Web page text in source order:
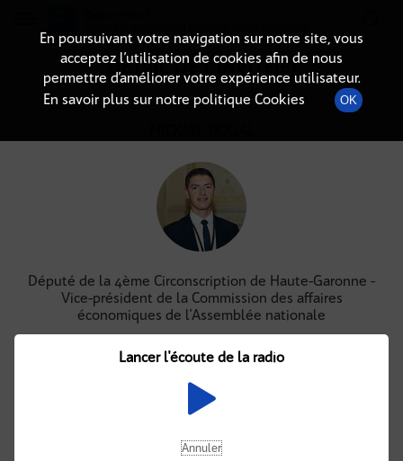
DÉTAIL DE L'INVITÉ(E)
Député de la 4ème Circonscription de Haute-Garonne -
Vice-président de la Commission des affaires
économiques de l'Assemblée nationale
Podcasts(4) À venir
En poursuivant votre navigation sur notre site, vous
acceptez l’utilisation de cookies afin de nous
permettre d’améliorer votre expérience utilisateur.
En savoir plus sur notre politique Cookies
OK
Lancer l'écoute de la radio
Annuler